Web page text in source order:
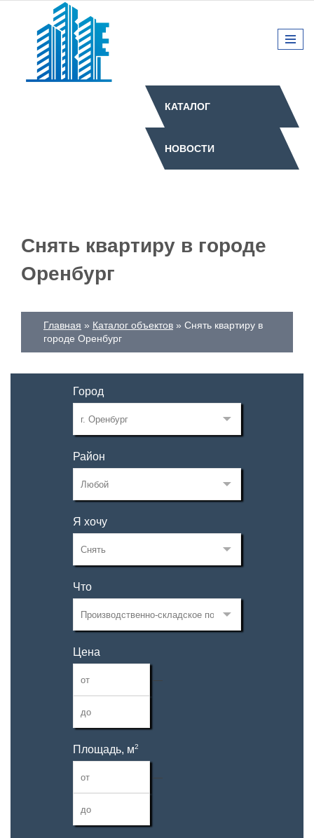
КАТАЛОГ
НОВОСТИ
Снять квартиру в городе
Оренбург
Главная Каталог объектов
Снять квартиру в
городе Оренбург
Город
Район
Я хочу
Что
Цена
—
Площадь, м2
—